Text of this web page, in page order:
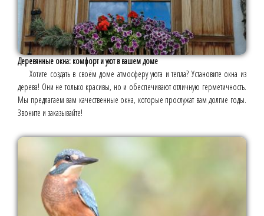
Деревянные окна: комфорт и уют в вашем доме
Хотите создать в своём доме атмосферу уюта и тепла? Установите окна из
дерева! Они не только красивы, но и обеспечивают отличную герметичность.
Мы предлагаем вам качественные окна, которые прослужат вам долгие годы.
Звоните и заказывайте!